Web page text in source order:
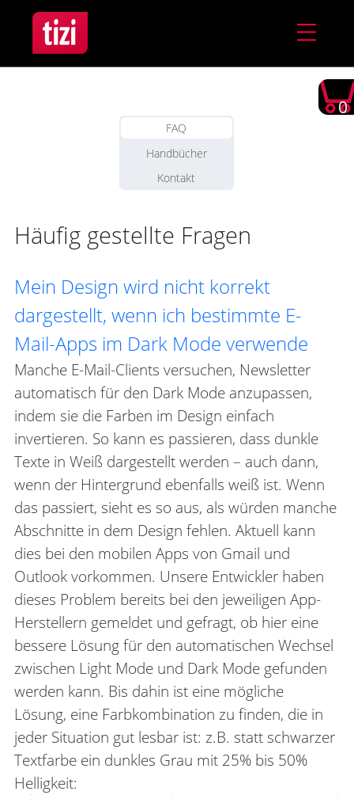
0
FAQ
Handbücher
Kontakt
Häufig gestellte Fragen
Mein Design wird nicht korrekt
dargestellt, wenn ich bestimmte E-
Mail-Apps im Dark Mode verwende
Manche E-Mail-Clients versuchen, Newsletter
automatisch für den Dark Mode anzupassen,
indem sie die Farben im Design einfach
invertieren. So kann es passieren, dass dunkle
Texte in Weiß dargestellt werden – auch dann,
wenn der Hintergrund ebenfalls weiß ist. Wenn
das passiert, sieht es so aus, als würden manche
Abschnitte in dem Design fehlen. Aktuell kann
dies bei den mobilen Apps von Gmail und
Outlook vorkommen. Unsere Entwickler haben
dieses Problem bereits bei den jeweiligen App-
Herstellern gemeldet und gefragt, ob hier eine
bessere Lösung für den automatischen Wechsel
zwischen Light Mode und Dark Mode gefunden
werden kann. Bis dahin ist eine mögliche
Lösung, eine Farbkombination zu finden, die in
jeder Situation gut lesbar ist: z.B. statt schwarzer
Textfarbe ein dunkles Grau mit 25% bis 50%
Helligkeit: